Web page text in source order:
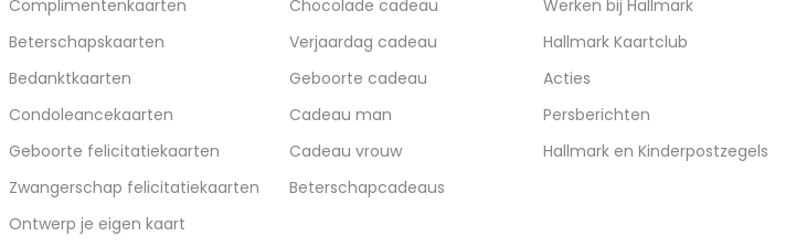
Complimentenkaarten
Beterschapskaarten
Bedanktkaarten
Condoleancekaarten
Geboorte felicitatiekaarten
Zwangerschap felicitatiekaarten
Ontwerp je eigen kaart
Chocolade cadeau
Verjaardag cadeau
Geboorte cadeau
Cadeau man
Cadeau vrouw
Beterschapcadeaus
Werken bij Hallmark
Hallmark Kaartclub
Acties
Persberichten
Hallmark en Kinderpostzegels